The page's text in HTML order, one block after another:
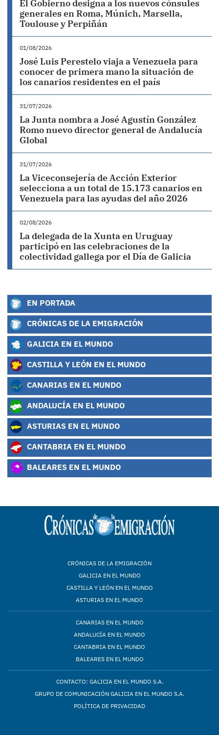
El Gobierno designa a los nuevos cónsules
generales en Roma, Múnich, Marsella,
Toulouse y Perpiñán
01/08/2026
José Luis Perestelo viaja a Venezuela para
conocer de primera mano la situación de
los canarios residentes en el país
31/07/2026
La Junta nombra a José Agustín González
Romo nuevo director general de Andalucía
Global
31/07/2026
La Viceconsejería de Acción Exterior
selecciona a un total de 15.173 canarios en
Venezuela para las ayudas del año 2026
02/08/2026
La delegada de la Xunta en Uruguay
participó en las celebraciones de la
colectividad gallega por el Día de Galicia
EN PORTADA
CRÓNICAS DE LA EMIGRACIÓN
GALICIA EN EL MUNDO
CASTILLA Y LEÓN EN EL MUNDO
CANARIAS EN EL MUNDO
ANDALUCÍA EN EL MUNDO
ASTURIAS EN EL MUNDO
CANTABRIA EN EL MUNDO
BALEARES EN EL MUNDO
CRÓNICAS DE LA EMIGRACIÓN
GALICIA EN EL MUNDO
CASTILLA Y LEÓN EN EL MUNDO
ASTURIAS EN EL MUNDO
CANARIAS EN EL MUNDO
ANDALUCÍA EN EL MUNDO
CANTABRIA EN EL MUNDO
BALEARES EN EL MUNDO
CONTACTO: GALICIA EN EL MUNDO S.A.
GRUPO DE COMUNICACIÓN GALICIA EN EL MUNDO S.A.
POLÍTICA DE PRIVACIDAD